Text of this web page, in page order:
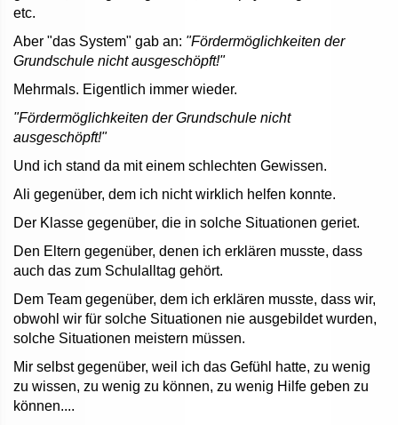
etc.
Aber "das System" gab an: "Fördermöglichkeiten der
Grundschule nicht ausgeschöpft!"
Mehrmals. Eigentlich immer wieder.
"Fördermöglichkeiten der Grundschule nicht
ausgeschöpft!"
Und ich stand da mit einem schlechten Gewissen.
Ali gegenüber, dem ich nicht wirklich helfen konnte.
Der Klasse gegenüber, die in solche Situationen geriet.
Den Eltern gegenüber, denen ich erklären musste, dass
auch das zum Schulalltag gehört.
Dem Team gegenüber, dem ich erklären musste, dass wir,
obwohl wir für solche Situationen nie ausgebildet wurden,
solche Situationen meistern müssen.
Mir selbst gegenüber, weil ich das Gefühl hatte, zu wenig
zu wissen, zu wenig zu können, zu wenig Hilfe geben zu
können....